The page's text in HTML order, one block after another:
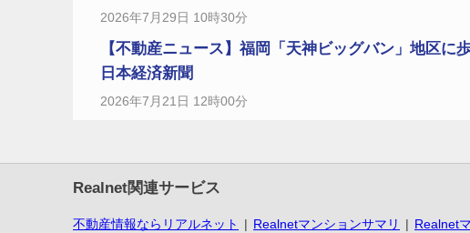
2026年7月29日 10時30分
【不動産ニュース】福岡「天神ビッグバン」地区
日本経済新聞
2026年7月21日 12時00分
Realnet関連サービス
不動産情報ならリアルネット Realnetマンションサマリ Realnet